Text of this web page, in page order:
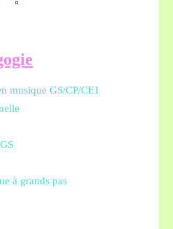
musique GS/CP/CE1
à grands pas